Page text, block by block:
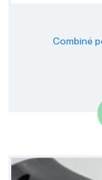
Combiné